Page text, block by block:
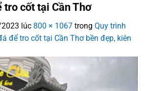
tro cốt tại Cần Thơ
lúc 800 × 1067 trong Quy trình
để tro cốt tại Cần Thơ bền đẹp, kiên